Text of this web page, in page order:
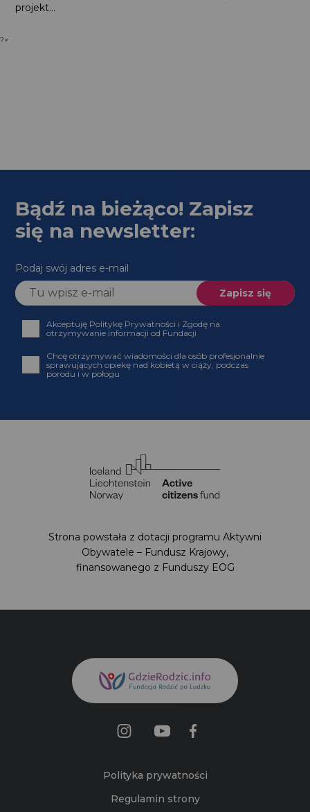
projekt...
?>
Bądź na bieżąco! Zapisz
się na newsletter:
Podaj swój adres e-mail
Akceptuję Politykę Prywatności i Zgodę na
otrzymywanie informacji od Fundacji
Chcę otrzymywać wiadomości dla osób profesjonalnie
sprawujących opiekę nad kobietą w ciąży, podczas
porodu i w połogu
Strona powstała z dotacji programu Aktywni
Obywatele – Fundusz Krajowy,
finansowanego z Funduszy EOG
Polityka prywatności
Regulamin strony